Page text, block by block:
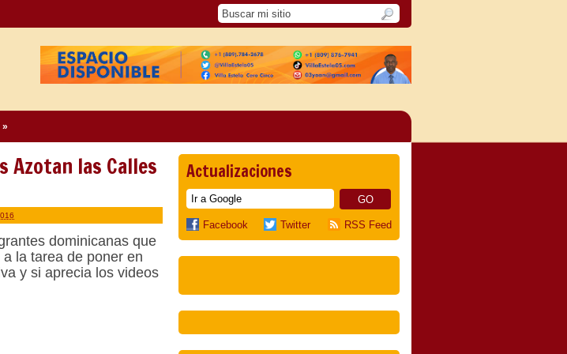
»
Azotan las Calles
dominicanas que
la tarea de poner en
y si aprecia los videos
Actualizaciones
Facebook Twitter RSS Feed